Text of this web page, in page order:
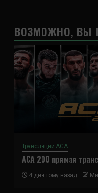
ВОЗМОЖНО, ВЫ
Трансляции ACA
ACA 200 прямая
4 дня тому назад